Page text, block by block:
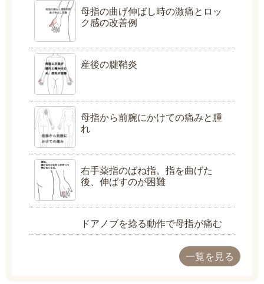
母指の曲げ伸ばし時の激痛とロッ
ク感の改善例
産後の腱鞘炎
母指から前腕にかけての痛みと腫
れ
右手薬指のばね指。指を曲げた
後、伸ばすのが困難
ドアノブを捻る動作で母指が痛む
一覧を見る